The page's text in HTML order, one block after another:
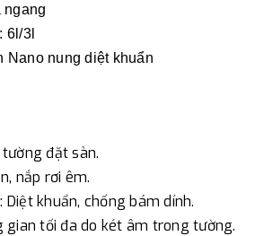
khác với địa điểm thanh toán
hàng ngoài nội thành Hà Nội.
trước 100% giá trị hàng + phí vận
khoản trước khi giao hàng.
xác thực đã chuyển tiền của quý
hiện đơn hàng theo yêu cầu.
ngang
6l/3l
Nano nung diệt khuẩn
đặt sàn.
nắp rơi êm.
Diệt khuẩn, chống bám dính.
gian tối đa do két âm trong tường.